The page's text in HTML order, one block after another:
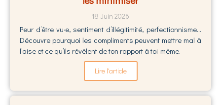
18 Juin 2026
Peur d’être vu·e, sentiment d’illégitimité, perfectionnisme…
Découvre pourquoi les compliments peuvent mettre mal à
l’aise et ce qu’ils révèlent de ton rapport à toi-même.
Lire l'article